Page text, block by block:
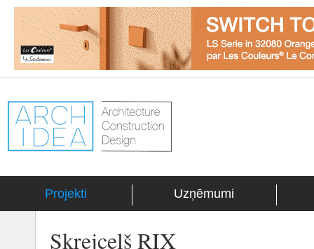
Projekti Uzņēmumi
Skrejceļš RIX